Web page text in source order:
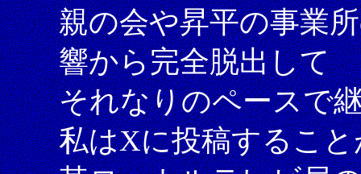
親の会や昇平の事業
響から完全脱出して
それなりのペースで
私はXに投稿するこ